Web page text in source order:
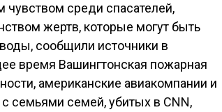
среди спасателей,
жертв, которые могут быть
сообщили источники в
время Вашингтонская пожарная
американские авиакомпании и
семьями семей, убитых в CNN,